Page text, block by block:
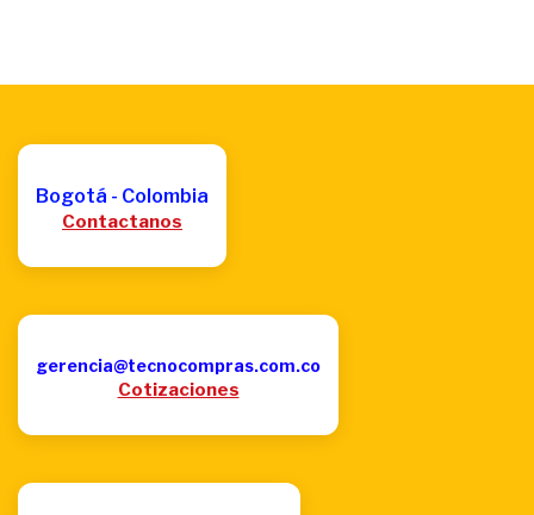
Bogotá - Colombia
Contactanos
gerencia@tecnocompras.com.co
Cotizaciones